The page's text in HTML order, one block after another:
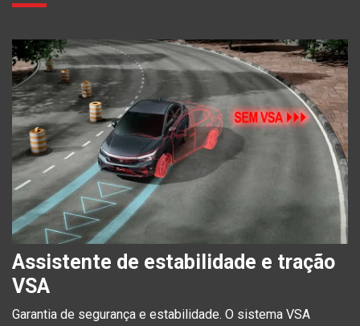
Assistente de estabilidade e tração
VSA
Garantia de segurança e estabilidade. O sistema VSA